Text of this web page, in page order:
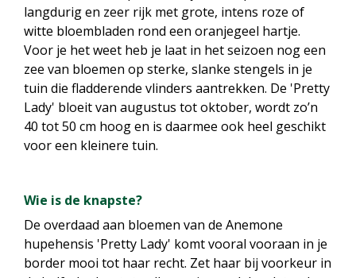
langdurig en zeer rijk met grote, intens roze of
witte bloembladen rond een oranjegeel hartje.
Voor je het weet heb je laat in het seizoen nog een
zee van bloemen op sterke, slanke stengels in je
tuin die fladderende vlinders aantrekken. De 'Pretty
Lady' bloeit van augustus tot oktober, wordt zo’n
40 tot 50 cm hoog en is daarmee ook heel geschikt
voor een kleinere tuin.
Wie is de knapste?
De overdaad aan bloemen van de Anemone
hupehensis 'Pretty Lady' komt vooral vooraan in je
border mooi tot haar recht. Zet haar bij voorkeur in